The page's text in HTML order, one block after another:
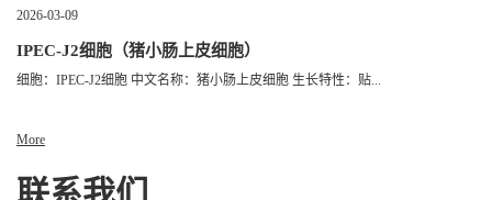
2026-03-09
IPEC-J2细胞（猪小肠上皮细胞）
细胞：IPEC-J2细胞 中文名称：猪小肠上皮细胞 生长特性：贴...
More